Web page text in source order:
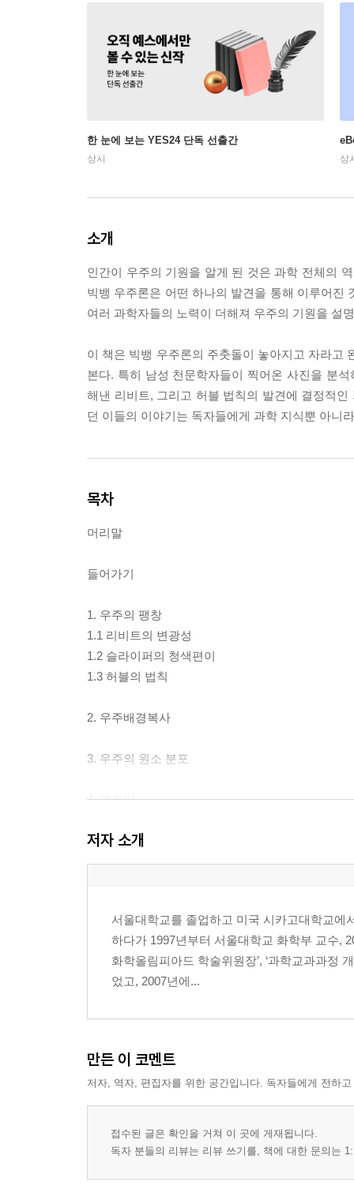
한 눈에 보는 YES24 단독 선출간
상시 상
소개
인간이 우주의 기원을 알게 된 것은 과학 전체의
빅뱅 우주론은 어떤 하나의 발견을 통해 이루어진
여러 과학자들의 노력이 더해져 우주의 기원을 설
이 책은 빅뱅 우주론의 주춧돌이 놓아지고 자라고
본다. 특히 남성 천문학자들이 찍어온 사진을 분
해낸 리비트, 그리고 허블 법칙의 발견에 결정적
던 이들의 이야기는 독자들에게 과학 지식뿐 아니
목차
머리말
들어가기
1. 우주의 팽창
1.1 리비트의 변광성
1.2 슬라이퍼의 청색편이
1.3 허블의 법칙
2. 우주배경복사
3. 우주의 원소 분포
4. 맺음말
저자 소개
서울대학교를 졸업하고 미국 시카고대학교에
하다가 1997년부터 서울대학교 화학부 교수,
화학올림피아드 학술위원장’, ‘과학교과과정
었고, 2007년에...
만든 이 코멘트
저자, 역자, 편집자를 위한 공간입니다. 독자들에게 전하
접수된 글은 확인을 거쳐 이 곳에 게재됩니다.
독자 분들의 리뷰는 리뷰 쓰기를, 책에 대한 문의는